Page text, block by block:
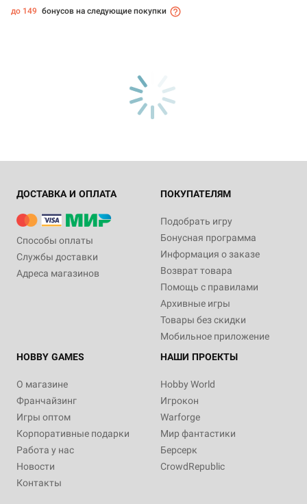
до 149 бонусов на следующие покупки
ДОСТАВКА И ОПЛАТА
Способы оплаты
Службы доставки
Адреса магазинов
ПОКУПАТЕЛЯМ
Подобрать игру
Бонусная программа
Информация о заказе
Возврат товара
Помощь с правилами
Архивные игры
Товары без скидки
Мобильное приложение
HOBBY GAMES
О магазине
Франчайзинг
Игры оптом
Корпоративные подарки
Работа у нас
Новости
Контакты
НАШИ ПРОЕКТЫ
Hobby World
Игрокон
Warforge
Мир фантастики
Берсерк
CrowdRepublic